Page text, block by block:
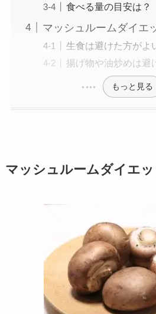
食べる量の目安は？
マッシュルームダイエ
生食は避けた方がよ
揚げ物や油炒めは避
もっと見る
マッシュルームダイエッ